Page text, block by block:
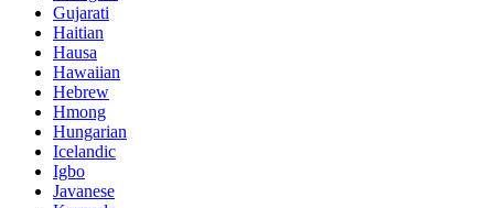
Gujarati
Haitian
Hausa
Hawaiian
Hebrew
Hmong
Hungarian
Icelandic
Igbo
Javanese